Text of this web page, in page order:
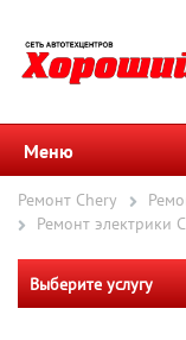
Меню
Ремонт Chery
Ремонт электрики
Выберите услугу